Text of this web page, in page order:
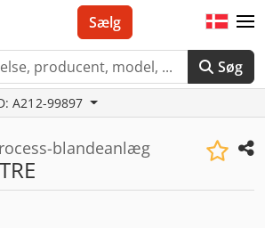
Søg
Sælg
A212-99897
blandeanlæg